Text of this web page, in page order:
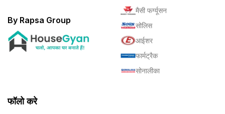
By Rapsa Group
मैसी फर्ग्यूसन
सोलिस
आईशर
फार्मट्रैक
सोनालीका
फॉलो करे